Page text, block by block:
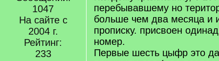
1047
На сайте с
2004 г.
Рейтинг:
233
перебывавшему но
больше чем два месяца
прописку. присвоен
номер.
Первые шесть цыфр это